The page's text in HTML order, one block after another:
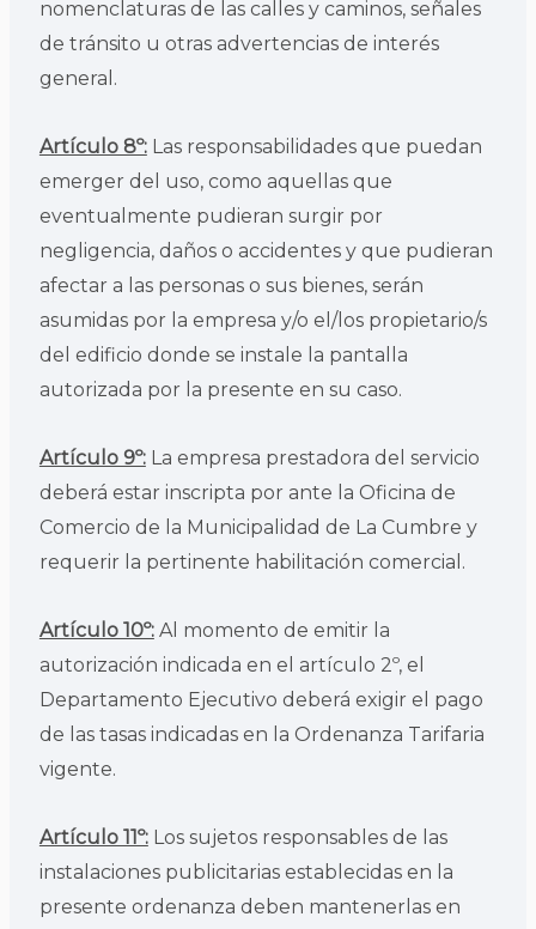
nomenclaturas de las calles y caminos, señales
de tránsito u otras advertencias de interés
general.
Artículo 8º:Las responsabilidades que puedan
emerger del uso, como aquellas que
eventualmente pudieran surgir por
negligencia, daños o accidentes y que pudieran
afectar a las personas o sus bienes, serán
asumidas por la empresa y/o el/los propietario/s
del edificio donde se instale la pantalla
autorizada por la presente en su caso.
Artículo 9º:La empresa prestadora del servicio
deberá estar inscripta por ante la Oficina de
Comercio de la Municipalidad de La Cumbre y
requerir la pertinente habilitación comercial.
Artículo 10º:Al momento de emitir la
autorización indicada en el artículo 2º, el
Departamento Ejecutivo deberá exigir el pago
de las tasas indicadas en la Ordenanza Tarifaria
vigente.
Artículo 11º:Los sujetos responsables de las
instalaciones publicitarias establecidas en la
presente ordenanza deben mantenerlas en